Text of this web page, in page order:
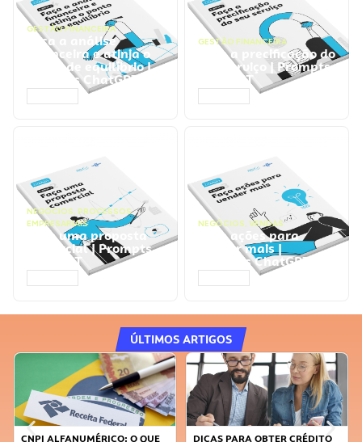
GESTÃO FINANCEIRA
Faça a análise
financeira e atinja o
ponto de equilíbrio |
Prompts ChatGPT
GESTÃO FINANCEIRA
Faça a precificação do
seu serviço | Prompts
ChatGPT
NEGÓCIOS, PROCESSOS
EMPRESARIAIS
Faça uma proposta
comercial | Prompts
ChatGPT
NEGÓCIOS, VENDAS
Faça ações para
vender mais |
Prompts ChatGPT
ÚLTIMOS ARTIGOS
CNPJ ALFANUMÉRICO: O QUE
DICAS PARA OBTER CRÉDITO